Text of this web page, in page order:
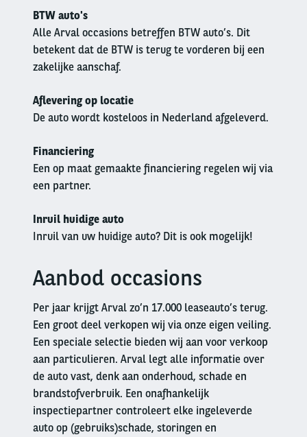
BTW auto's
Alle Arval occasions betreffen BTW auto’s. Dit
betekent dat de BTW is terug te vorderen bij een
zakelijke aanschaf.
Aflevering op locatie
De auto wordt kosteloos in Nederland afgeleverd.
Financiering
Een op maat gemaakte financiering regelen wij via
een partner.
Inruil huidige auto
Inruil van uw huidige auto? Dit is ook mogelijk!
columnAanbod occasions
Per jaar krijgt Arval zo’n 17.000 leaseauto’s terug.
Een groot deel verkopen wij via onze eigen veiling.
Een speciale selectie bieden wij aan voor verkoop
aan particulieren. Arval legt alle informatie over
de auto vast, denk aan onderhoud, schade en
brandstofverbruik. Een onafhankelijk
inspectiepartner controleert elke ingeleverde
auto op (gebruiks)schade, storingen en